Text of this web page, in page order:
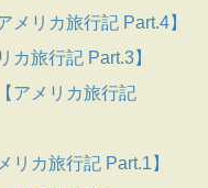
メリカ旅行記 Part.4】
カ旅行記 Part.3】
アメリカ旅行記
リカ旅行記 Part.1】